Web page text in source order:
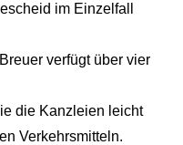
im Einzelfall
verfügt über vier
die Kanzleien leicht
Verkehrsmitteln.